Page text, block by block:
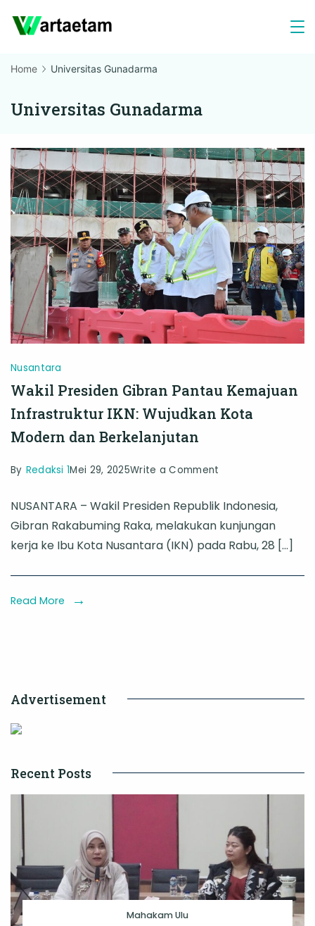
Home Universitas Gunadarma
Universitas Gunadarma
Nusantara
Wakil Presiden Gibran Pantau Kemajuan
Infrastruktur IKN: Wujudkan Kota
Modern dan Berkelanjutan
By Redaksi 1Mei 29, 2025Write a Comment
Presiden
Gibran
Pantau
Kemajuan
dan
NUSANTARA – Wakil Presiden Republik Indonesia,
Gibran Rakabuming Raka, melakukan kunjungan
kerja ke Ibu Kota Nusantara (IKN) pada Rabu, 28 […]
Read More
Advertisement
Recent Posts
Mahakam Ulu